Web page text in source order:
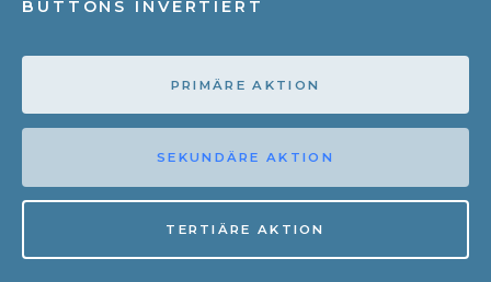
BUTTONS INVERTIERT
PRIMÄRE AKTION
SEKUNDÄRE AKTION
TERTIÄRE AKTION